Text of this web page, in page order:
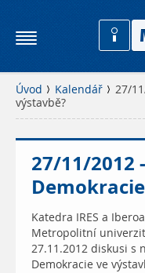
Úvod Kalendář
27/
výstavbě?
27/11/2012
Katedra IRES a
Metropolitní
27.11.2012 diskusi s
Demokracie ve